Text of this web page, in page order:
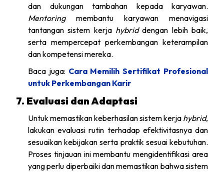
dan dukungan tambahan kepada karyawan.
Mentoring membantu karyawan menavigasi
tantangan sistem kerja hybriddengan lebih baik,
serta mempercepat perkembangan keterampilan
dan kompetensi mereka.
Baca juga: Cara Memilih Sertifikat Profesional
untuk Perkembangan Karir
7. Evaluasi dan Adaptasi
Untuk memastikan keberhasilan sistem kerja hybrid,
lakukan evaluasi rutin terhadap efektivitasnya dan
sesuaikan kebijakan serta praktik sesuai kebutuhan.
Proses tinjauan ini membantu mengidentifikasi area
yang perlu diperbaiki dan memastikan bahwa sistem